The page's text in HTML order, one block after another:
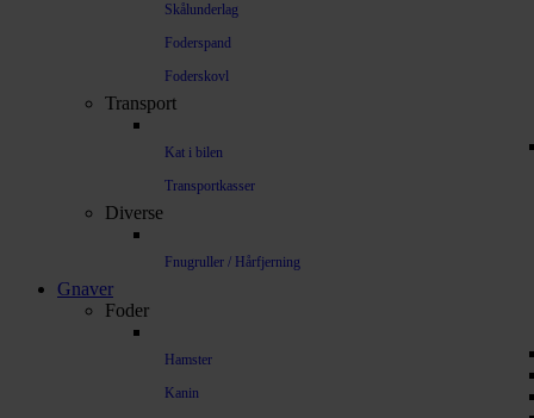
Skålunderlag
Foderspand
Foderskovl
Transport
Kat i bilen
Transportkasser
Diverse
Fnugruller / Hårfjerning
Gnaver
Foder
Hamster
Kanin